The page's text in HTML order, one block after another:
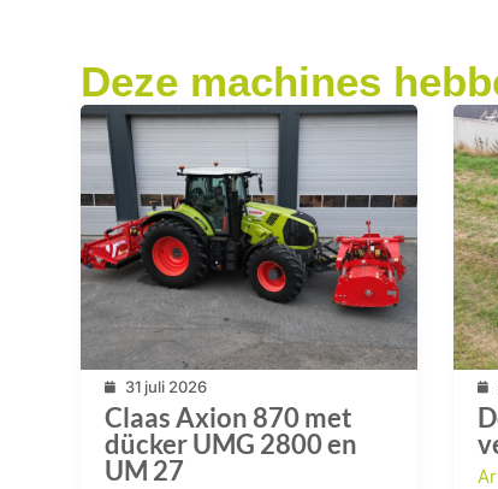
Deze machines
31 juli 2026
Claas Axion 870 met
dücker UMG 2800 en
UM 27